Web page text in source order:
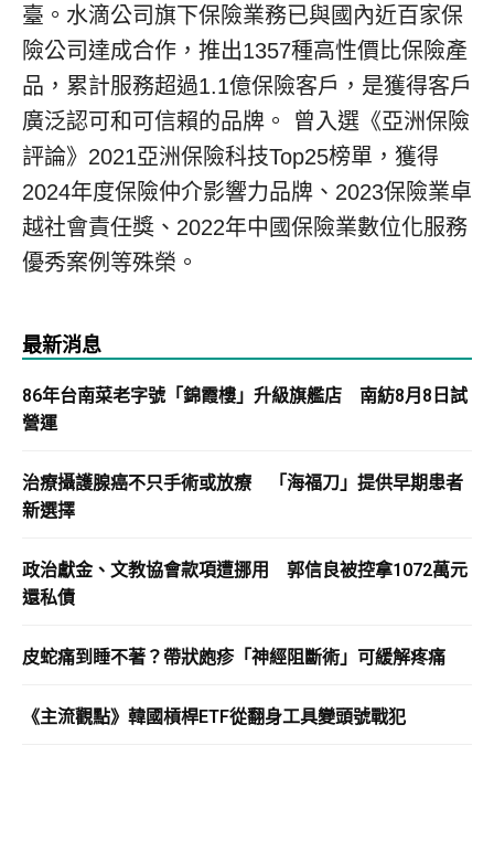
臺。水滴公司旗下保險業務已與國內近百家保
險公司達成合作，推出1357種高性價比保險產
品，累計服務超過1.1億保險客戶，是獲得客戶
廣泛認可和可信賴的品牌。 曾入選《亞洲保險
評論》2021亞洲保險科技Top25榜單，獲得
2024年度保險仲介影響力品牌、2023保險業卓
越社會責任獎、2022年中國保險業數位化服務
優秀案例等殊榮。
最新消息
86年台南菜老字號「錦霞樓」升級旗艦店 南紡8月8日試
營運
治療攝護腺癌不只手術或放療 「海福刀」提供早期患者
新選擇
政治獻金、文教協會款項遭挪用 郭信良被控拿1072萬元
還私債
皮蛇痛到睡不著？帶狀皰疹「神經阻斷術」可緩解疼痛
《主流觀點》韓國槓桿ETF從翻身工具變頭號戰犯